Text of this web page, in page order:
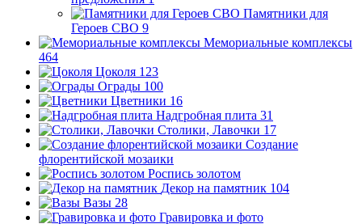
Памятники для
Героев СВО 9
Мемориальные комплексы
464
Цоколя 123
Ограды 100
Цветники 16
Надгробная плита 31
Столики, Лавочки 17
Создание
флорентийской мозаики
Роспись золотом
Декор на памятник 104
Вазы 28
Гравировка и фото